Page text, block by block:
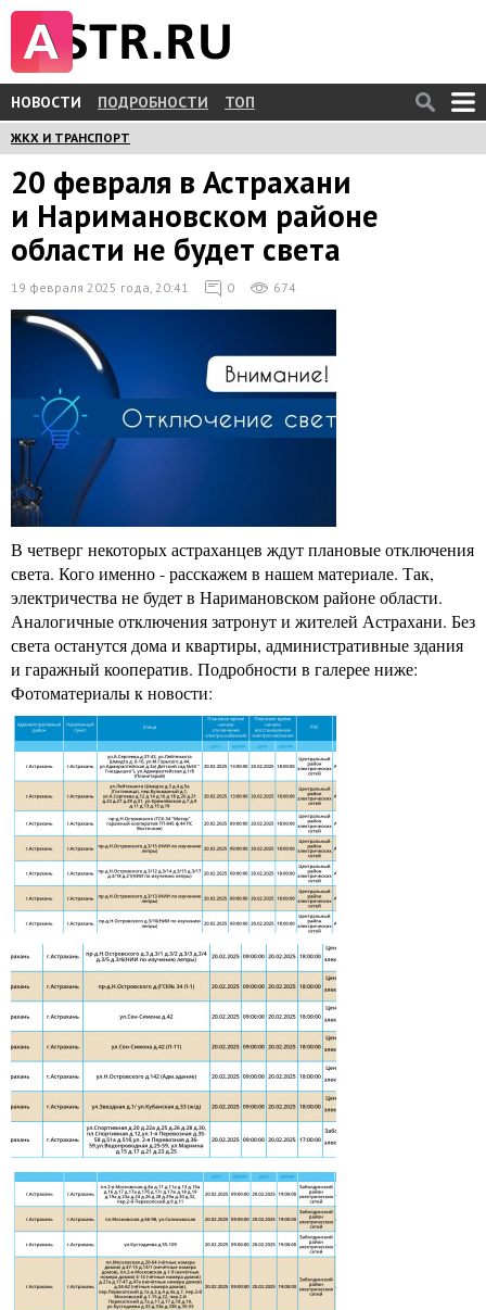
НОВОСТИ ПОДРОБНОСТИ ТОП
ЖКХ И ТРАНСПОРТ
20 февраля в Астрахани
и Наримановском районе
области не будет света
19 февраля 2025 года, 20:41 0 674
В четверг некоторых астраханцев ждут плановые отключения
света. Кого именно - расскажем в нашем материале. Так,
электричества не будет в Наримановском районе области.
Аналогичные отключения затронут и жителей Астрахани. Без
света останутся дома и квартиры, административные здания
и гаражный кооператив. Подробности в галерее ниже:
Фотоматериалы к новости: